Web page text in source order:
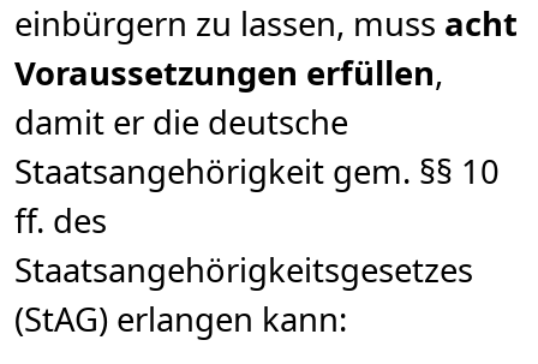
einbürgern zu lassen, muss acht
Voraussetzungen erfüllen,
damit er die deutsche
Staatsangehörigkeit gem. §§ 10
ff. des
Staatsangehörigkeitsgesetzes
(StAG) erlangen kann: